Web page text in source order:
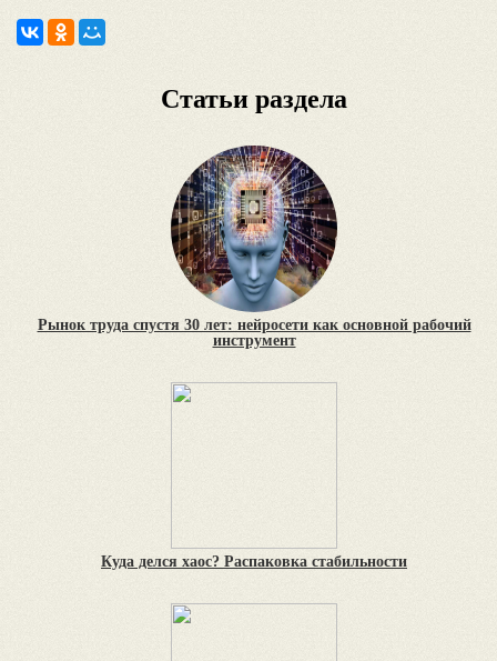
Статьи раздела
Рынок труда спустя 30 лет: нейросети как основной рабочий
инструмент
Куда делся хаос? Распаковка стабильности